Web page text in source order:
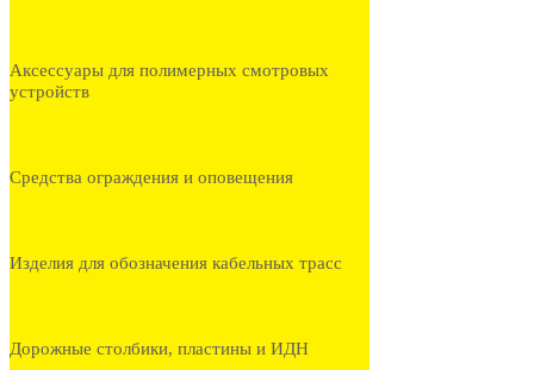
Аксессуары для полимерных смотровых
устройств
Средства ограждения и оповещения
Изделия для обозначения кабельных трасс
Дорожные столбики, пластины и ИДН